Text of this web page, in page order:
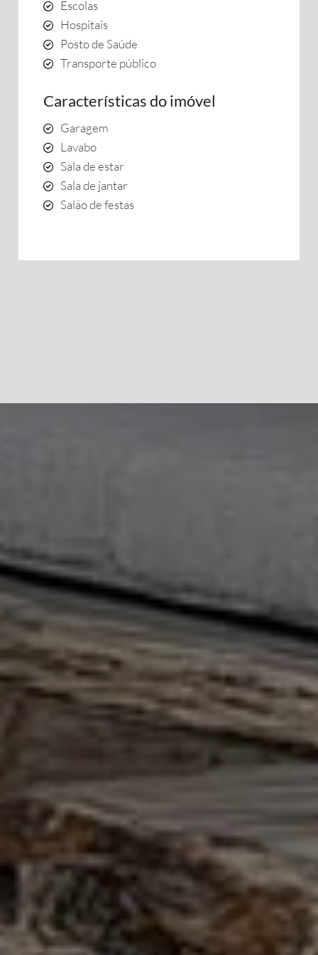
Escolas
Hospitais
Posto de Saúde
Transporte público
Características do imóvel
Garagem
Lavabo
Sala de estar
Sala de jantar
Salão de festas